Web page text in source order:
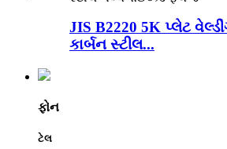
JIS B2220 5K પ્લેટ
કાર્બન સ્ટીલ...
ફોન
ટેલ